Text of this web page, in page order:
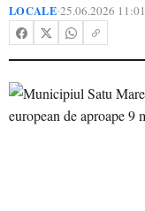
LOCALE•25.06.2026 11:01